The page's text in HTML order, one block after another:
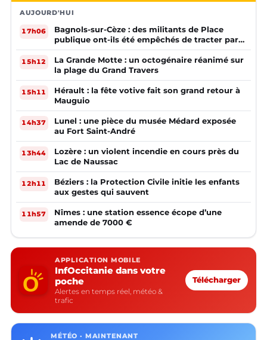
AUJOURD'HUI
17h06
Bagnols-sur-Cèze : des militants de Place
publique ont-ils été empêchés de tracter par
la mairie ?
15h12
La Grande Motte : un octogénaire réanimé sur
la plage du Grand Travers
15h11
Hérault : la fête votive fait son grand retour à
Mauguio
14h37
Lunel : une pièce du musée Médard exposée
au Fort Saint-André
13h44
Lozère : un violent incendie en cours près du
Lac de Naussac
12h11
Béziers : la Protection Civile initie les enfants
aux gestes qui sauvent
11h57
Nîmes : une station essence écope d’une
amende de 7000 €
APPLICATION MOBILE
InfOccitanie dans votre
poche
Alertes en temps réel, météo &
trafic
Télécharger
MÉTÉO · MAINTENANT